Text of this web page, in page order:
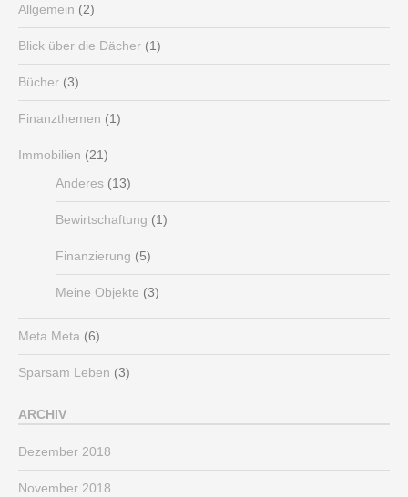
Allgemein (2)
Blick über die Dächer (1)
Bücher (3)
Finanzthemen (1)
Immobilien (21)
Anderes (13)
Bewirtschaftung (1)
Finanzierung (5)
Meine Objekte (3)
Meta Meta (6)
Sparsam Leben (3)
ARCHIV
Dezember 2018
November 2018